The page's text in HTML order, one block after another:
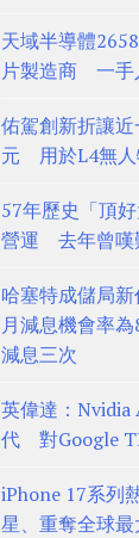
天域半導體
片製造商 一手
佑駕創新折讓
元 用於L4無人
57年歷史「頂
營運 去年曾嘆
哈塞特成儲局
月減息機會率
減息三次
英偉達：Nvidia
代 對Google
iPhone 17系列
星、重奪全球